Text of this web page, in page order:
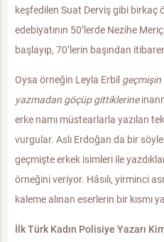
keşfedilen Suat Derviş gibi birkaç
edebiyatının 50’lerde Nezihe
başlayıp, 70’lerin başından
Oysa örneğin Leyla Erbil geçmişin
yazmadan göçüp gittiklerine
erke namı müstearlarla yazılan
vurgular. Aslı Erdoğan da bir
geçmişte erkek isimleri ile
örneğini veriyor. Hâsılı, yirminci
kaleme alınan eserlerin bir kısmı
İlk Türk Kadın Polisiye Yazarı